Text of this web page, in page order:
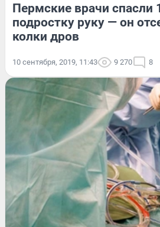
Пермские врачи спасли
подростку руку — он
колки дров
10 сентября, 2019, 11:43 9 270 8